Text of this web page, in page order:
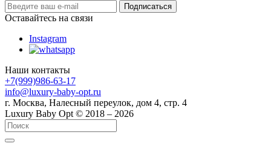
Оставайтесь на связи
Instagram
Наши контакты
+7(999)986-63-17
info@luxury-baby-opt.ru
г. Москва, Налесный переулок, дом 4, стр. 4
Luxury Baby Opt © 2018 – 2026